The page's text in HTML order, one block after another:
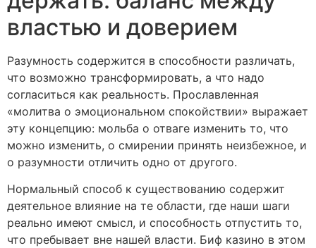
властью и доверием
Разумность содержится в способности различать,
что возможно трансформировать, а что надо
согласиться как реальность. Прославленная
«молитва о эмоциональном спокойствии» выражает
эту концепцию: мольба о отваге изменить то, что
можно изменить, о смирении принять неизбежное, и
о разумности отличить одно от другого.
Нормальный способ к существованию содержит
деятельное влияние на те области, где наши шаги
реально имеют смысл, и способность отпустить то,
что пребывает вне нашей власти. Биф казино в этом